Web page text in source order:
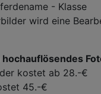
- Klasse
wird eine
kostet ab 28.-€
45.-€